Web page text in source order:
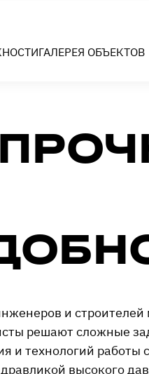
ГАЛЕРЕЯ ОБЪЕКТОВ
и строителей
решают сложные
и технологий работы
высокого